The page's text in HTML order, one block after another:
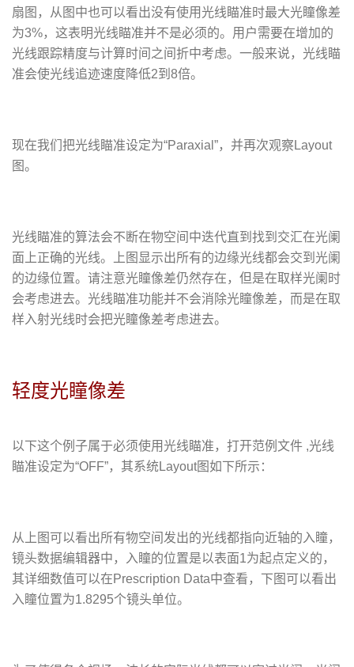
扇图，从图中也可以看出没有使用光线瞄准时最大光瞳像差
为3%，这表明光线瞄准并不是必须的。用户需要在增加的
光线跟踪精度与计算时间之间折中考虑。一般来说，光线瞄
准会使光线追迹速度降低2到8倍。
现在我们把光线瞄准设定为“Paraxial”，并再次观察Layout
图。
光线瞄准的算法会不断在物空间中迭代直到找到交汇在光阑
面上正确的光线。上图显示出所有的边缘光线都会交到光阑
的边缘位置。请注意光瞳像差仍然存在，但是在取样光阑时
会考虑进去。光线瞄准功能并不会消除光瞳像差，而是在取
样入射光线时会把光瞳像差考虑进去。
轻度光瞳像差
以下这个例子属于必须使用光线瞄准，打开范例文件 ,光线
瞄准设定为“OFF”，其系统Layout图如下所示：
从上图可以看出所有物空间发出的光线都指向近轴的入瞳，
镜头数据编辑器中，入瞳的位置是以表面1为起点定义的，
其详细数值可以在Prescription Data中查看，下图可以看出
入瞳位置为1.8295个镜头单位。